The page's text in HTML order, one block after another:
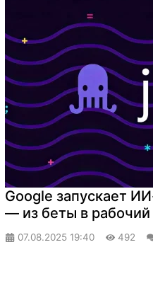
Google запускает
— из беты в
07.08.2025 19:40 492